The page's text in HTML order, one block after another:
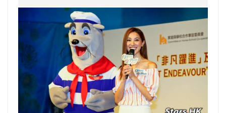
e
b
o
o
k
W
ei
b
o
s
A
p
p
h
at
er l y
Li
n
k